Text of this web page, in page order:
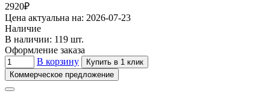
2920₽
Цена актуальна на: 2026-07-23
Наличие
В наличии: 119 шт.
Оформление заказа
В корзину
Купить в 1 клик
Коммерческое предложение